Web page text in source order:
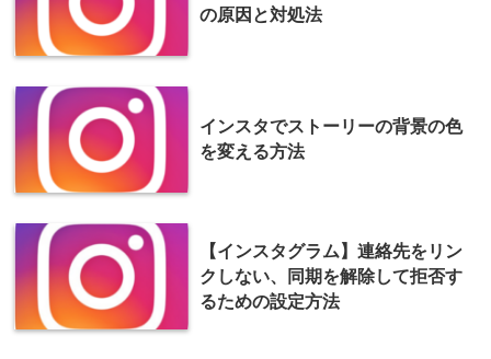
の原因と対処法
インスタでストーリーの背景の色
を変える方法
【インスタグラム】連絡先をリン
クしない、同期を解除して拒否す
るための設定方法